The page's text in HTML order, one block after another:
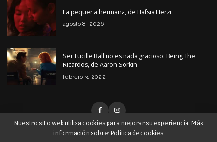
La pequeña hermana, de Hafsia Herzi
agosto 8, 2026
Ser Lucille Ball no es nada gracioso: Being The
Ricardos, de Aaron Sorkin
febrero 3, 2022
Nuestro sitio web utiliza cookies para mejorar su experiencia. Más
información sobre: Política de cookies